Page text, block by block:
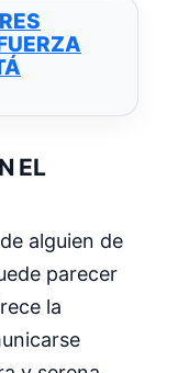
EL
alguien de
parecer
la